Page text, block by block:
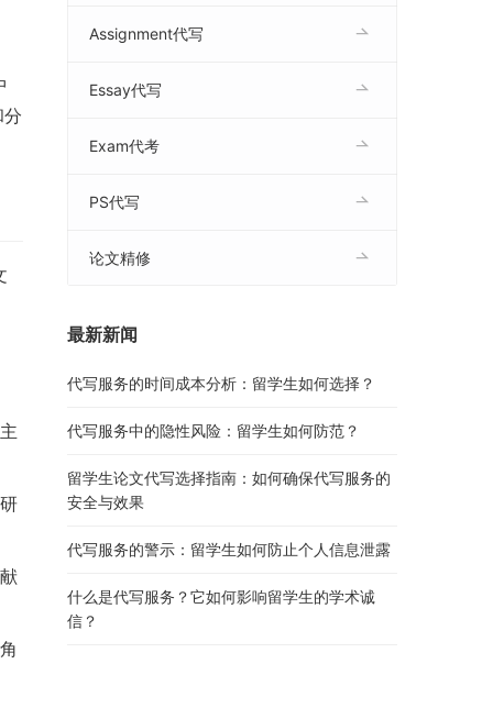
Assignment代写
Essay代写
Exam代考
PS代写
论文精修
最新新闻
代写服务的时间成本分析：留学生如何选择？
代写服务中的隐性风险：留学生如何防范？
留学生论文代写选择指南：如何确保代写服务的
安全与效果
代写服务的警示：留学生如何防止个人信息泄露
什么是代写服务？它如何影响留学生的学术诚
信？